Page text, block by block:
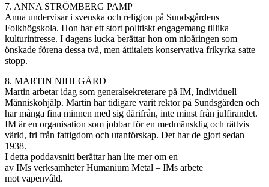
7. ANNA STRÖMBERG PAMP
Anna undervisar i svenska och religion på Sundsgårdens
Folkhögskola. Hon har ett stort politiskt engagemang tillika
kulturintresse. I dagens lucka berättar hon om nioåringen som
önskade förena dessa två, men åttitalets konservativa frikyrka satte
stopp.
8. MARTIN NIHLGÅRD
Martin arbetar idag som generalsekreterare på IM, Individuell
Människohjälp. Martin har tidigare varit rektor på Sundsgården och
har många fina minnen med sig därifrån, inte minst från julfirandet.
IM är en organisation som jobbar för en medmänsklig och rättvis
värld, fri från fattigdom och utanförskap. Det har de gjort sedan
1938.
I detta poddavsnitt berättar han lite mer om en
av IMs verksamheterHumanium Metal – IMs arbete
mot vapenvåld.